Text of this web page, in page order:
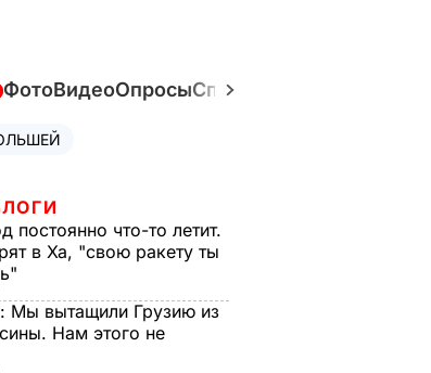
ФотоВидеоОпросыСпецпроекты
постоянно что-то летит.
в Ха, "свою ракету ты
Мы вытащили Грузию из
Нам этого не